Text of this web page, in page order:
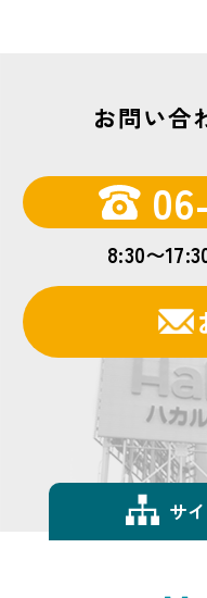
お問い合
8:30〜
サ